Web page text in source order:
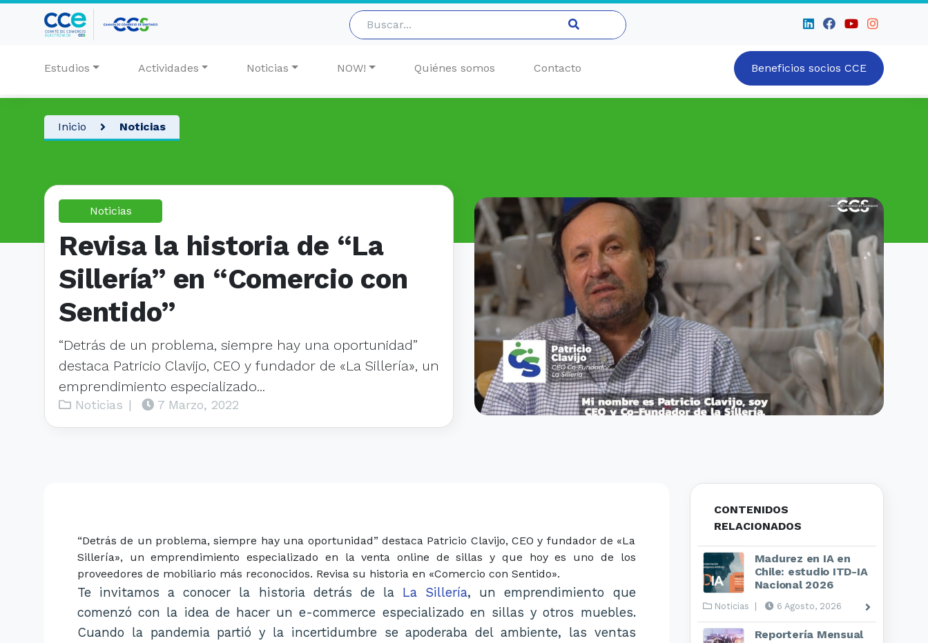
Estudios Actividades Noticias NOW! Quiénes somos Contacto Beneficios socios CCE
Inicio Noticias
Noticias
Revisa la historia de “La
Sillería” en “Comercio con
Sentido”
“Detrás de un problema, siempre hay una oportunidad”
destaca Patricio Clavijo, CEO y fundador de «La Sillería», un
emprendimiento especializado...
Noticias | 7 Marzo, 2022
“Detrás de un problema, siempre hay una oportunidad” destaca Patricio Clavijo, CEO y fundador de «La
Sillería», un emprendimiento especializado en la venta online de sillas y que hoy es uno de los
proveedores de mobiliario más reconocidos. Revisa su historia en «Comercio con Sentido».
Te invitamos a conocer la historia detrás de la La Sillería, un emprendimiento que
comenzó con la idea de hacer un e-commerce especializado en sillas y otros muebles.
Cuando la pandemia partió y la incertidumbre se apoderaba del ambiente, las ventas
CONTENIDOS
RELACIONADOS
Madurez en IA en
Chile: estudio ITD-IA
Nacional 2026
Noticias 6 Agosto, 2026
Reportería Mensual